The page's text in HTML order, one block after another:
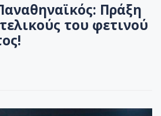
Πράξη
του φετινού